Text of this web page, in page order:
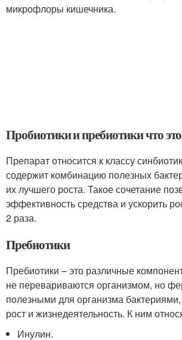
микрофлоры кишечника.
Пробиотики и пребиотики что
Препарат относится к классу
содержит комбинацию полезных
их лучшего роста. Такое сочетание
эффективность средства и ускорить
2 раза.
Пребиотики
Пребиотики – это различные
не перевариваются организмом, но
полезными для организма
рост и жизнедеятельность. К ним
Инулин.